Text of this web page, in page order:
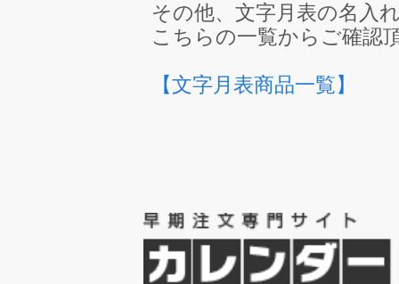
その他、文字月表の名入
こちらの一覧からご確認
【文字月表商品一覧】